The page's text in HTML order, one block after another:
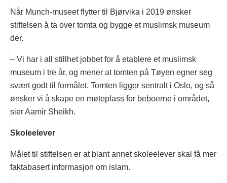
Når Munch-museet flytter til Bjørvika i 2019 ønsker
stiftelsen å ta over tomta og bygge et muslimsk museum
der.
– Vi har i all stillhet jobbet for å etablere et muslimsk
museum i tre år, og mener at tomten på Tøyen egner seg
svært godt til formålet. Tomten ligger sentralt i Oslo, og så
ønsker vi å skape en møteplass for beboerne i området,
sier Aamir Sheikh.
Skoleelever
Målet til stiftelsen er at blant annet skoleelever skal få mer
faktabasert informasjon om islam.